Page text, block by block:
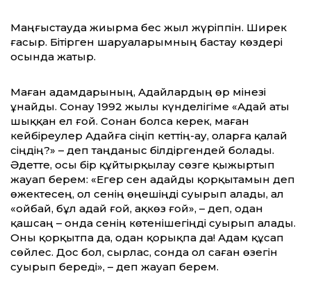
Маңғыстауда жиырма бес жыл жүріппін. Ширек
ғасыр. Бітірген шаруа­ларымның бастау көздері
осында жатыр.
Маған адамдарының, Адайлардың өр мінезі
ұнайды. Сонау 1992 жылы күнделігіме «Адай аты
шыққан ел ғой. Сонан болса керек, маған
кейбіреулер Адайға сіңіп кеттің-ау, оларға қалай
сіңдің?» – деп таңданыс білдіргендей болады.
Әдетте, осы бір құйтырқылау сөзге қыжыртып
жауап берем: «Егер сен адайды қорқытамын деп
өжектесең, ол сенің өңешіңді суырып алады, ал
«ойбай, бұл адай ғой, ақкөз ғой», – деп, одан
қашсаң – онда сенің көтенішегіңді суырып алады.
Оны қорқытпа да, одан қорықпа да! Адам құсап
сөйлес. Дос бол, сырлас, сонда ол саған өзегін
суырып береді», – деп жауап берем.